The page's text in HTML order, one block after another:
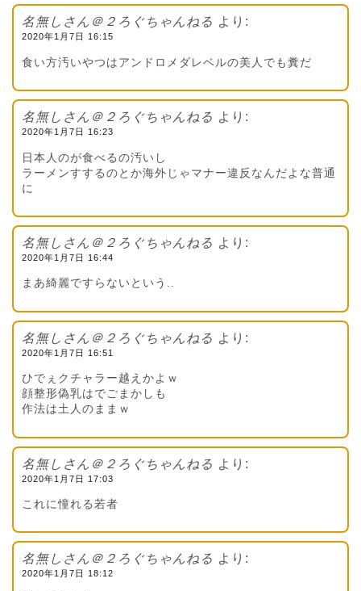
名無しさん＠２ろぐちゃんねる より:
2020年1月7日 16:15
食い方汚いやつはアンドロメダレベルの美人でも糞だ
名無しさん＠２ろぐちゃんねる より:
2020年1月7日 16:23
日本人のが食べるの汚いし
ラーメンすするのとか海外じゃマナー違反なんだよな普通
に
名無しさん＠２ろぐちゃんねる より:
2020年1月7日 16:44
まあ綺麗ですらないという..
名無しさん＠２ろぐちゃんねる より:
2020年1月7日 16:51
ひでぇクチャラー越えかよｗ
顔整形偽乳はでごまかしも
作法は土人のままｗ
名無しさん＠２ろぐちゃんねる より:
2020年1月7日 17:03
これに憧れる若者
名無しさん＠２ろぐちゃんねる より:
2020年1月7日 18:12